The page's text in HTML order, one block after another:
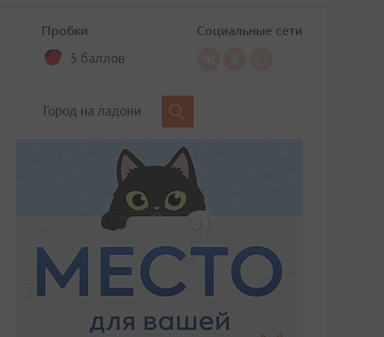
Пробки
5 баллов
Социальные сети
Город на ладони